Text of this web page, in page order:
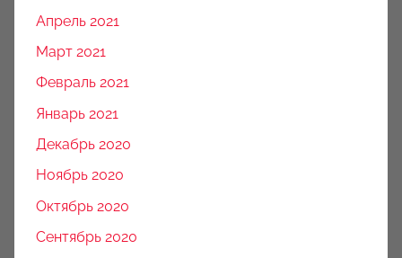
Апрель 2021
Март 2021
Февраль 2021
Январь 2021
Декабрь 2020
Ноябрь 2020
Октябрь 2020
Сентябрь 2020